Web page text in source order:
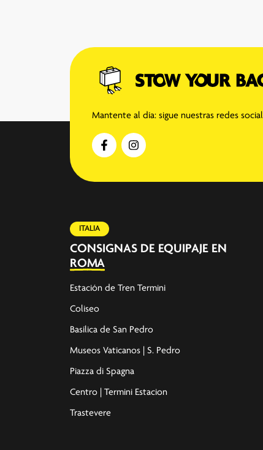
Mantente al día: sigue nuestras redes
ITALIA
CONSIGNAS DE EQUIPAJE EN
ROMA
Estación de Tren Termini
Coliseo
Basílica de San Pedro
Museos Vaticanos | S. Pedro
Piazza di Spagna
Centro | Termini Estacion
Trastevere